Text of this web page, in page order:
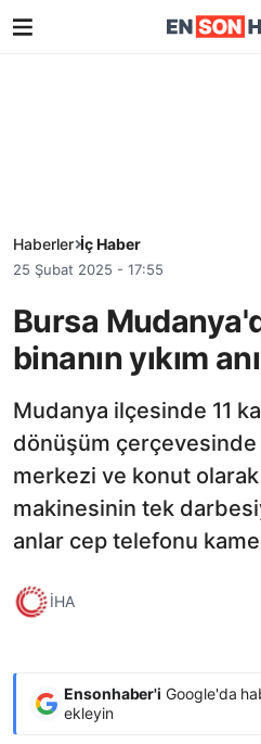
Haberler İç Haber
25 Şubat 2025 - 17:55
Bursa
binanın yıkım
Mudanya ilçesinde 11
dönüşüm çerçevesinde
merkezi ve konut
makinesinin tek
anlar cep telefonu
İHA
Ensonhaber'i Google'da
ekleyin